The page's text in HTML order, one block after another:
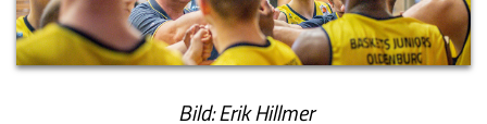
Bild: Erik Hillmer